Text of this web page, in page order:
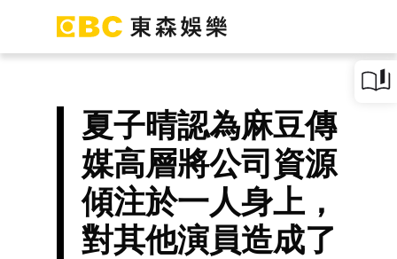
夏子晴認為麻豆傳
媒高層將公司資源
傾注於一人身上，
對其他演員造成了